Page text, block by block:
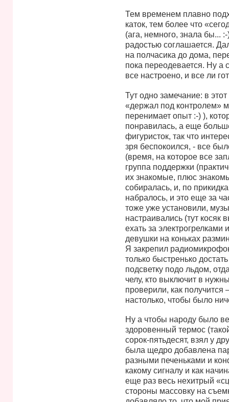
Тем временем плавно
каток, тем более что
(ага, немного, знала бы...
радостью соглашается.
на полчасика до дома,
пока переодевается. Ну а
все настроено, и все ли
Тут одно замечание: в
«держал под контролем»
перенимает опыт :-) ),
понравилась, а еще
фигуристок, так что
зря беспокоился, - все
(время, на которое все
группа поддержки
их знакомые, плюс
собиралась, и, по
набралось, и это еще за
тоже уже установили,
настраивались (тут
ехать за электрогрелками
девушки на коньках
Я закрепил
только быстренько
подсветку подо льдом,
челу, кто выключит в
проверили, как
настолько, чтобы было
Ну а чтобы народу было
здоровенный термос
сорок-пятьдесят, взял у
была щедро добавлена
разными печеньками и
какому сигналу и как
еще раз весь нехитрый
стороны массовку на